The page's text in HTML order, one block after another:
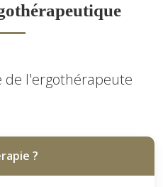
de l'ergothérapeute
?